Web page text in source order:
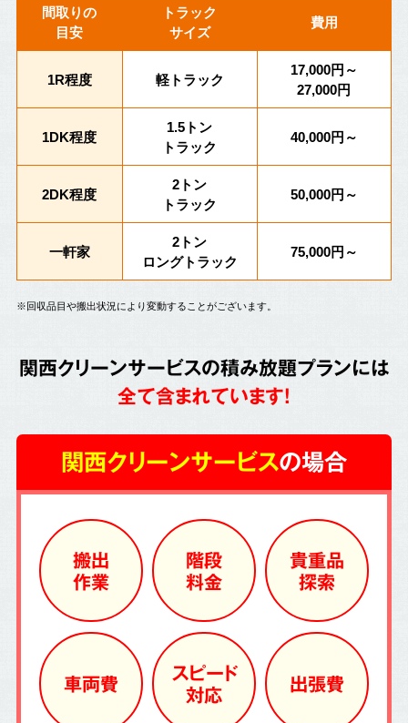
間取りの
目安
トラック
サイズ
費用
1R程度 軽トラック
17,000円～
27,000円
1DK程度
1.5トン
トラック
40,000円～
2DK程度
2トン
トラック
50,000円～
一軒家
2トン
ロングトラック
75,000円～
※回収品目や搬出状況により変動することがございます。
関西クリーンサービスの積み放題プランには
全て含まれています!
関西クリーンサービスの場合
搬出
作業
階段
料金
貴重品
探索
車両費
スピード
対応
出張費